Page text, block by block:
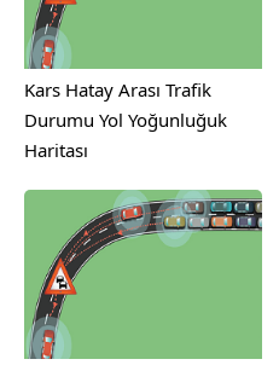
Kars Hatay Arası Trafik
Durumu Yol Yoğunluğuk
Haritası